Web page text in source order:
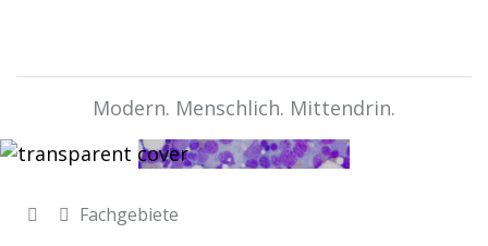
Modern. Menschlich. Mittendrin.
Fachgebiete